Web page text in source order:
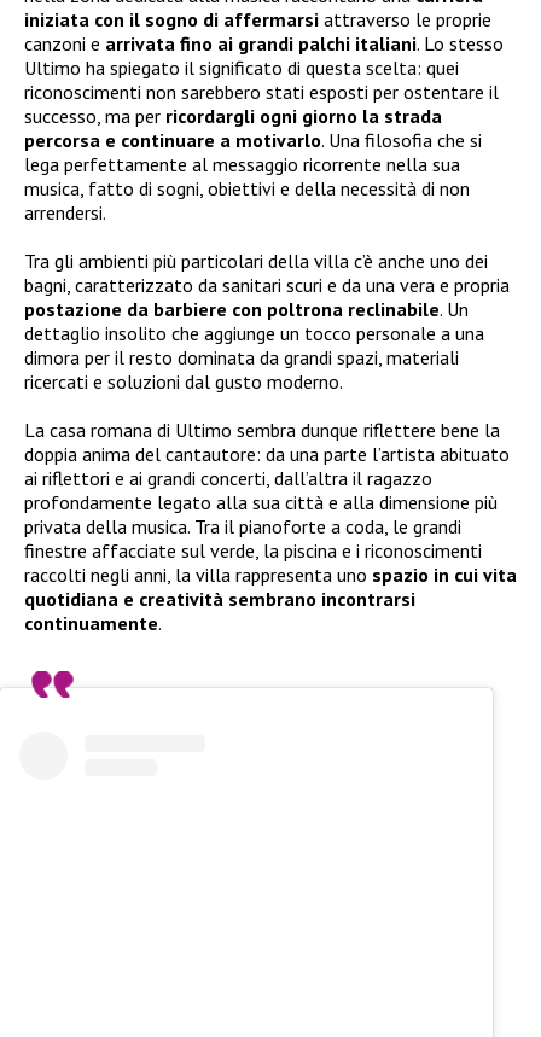
iniziata con il sogno di affermarsi attraverso le proprie
canzoni e arrivata fino ai grandi palchi italiani. Lo stesso
Ultimo ha spiegato il significato di questa scelta: quei
riconoscimenti non sarebbero stati esposti per ostentare il
successo, ma per ricordargli ogni giorno la strada
percorsa e continuare a motivarlo. Una filosofia che si
lega perfettamente al messaggio ricorrente nella sua
musica, fatto di sogni, obiettivi e della necessità di non
arrendersi.
Tra gli ambienti più particolari della villa c’è anche uno dei
bagni, caratterizzato da sanitari scuri e da una vera e propria
postazione da barbiere con poltrona reclinabile. Un
dettaglio insolito che aggiunge un tocco personale a una
dimora per il resto dominata da grandi spazi, materiali
ricercati e soluzioni dal gusto moderno.
La casa romana di Ultimo sembra dunque riflettere bene la
doppia anima del cantautore: da una parte l’artista abituato
ai riflettori e ai grandi concerti, dall’altra il ragazzo
profondamente legato alla sua città e alla dimensione più
privata della musica. Tra il pianoforte a coda, le grandi
finestre affacciate sul verde, la piscina e i riconoscimenti
raccolti negli anni, la villa rappresenta uno spazio in cui vita
quotidiana e creatività sembrano incontrarsi
continuamente.